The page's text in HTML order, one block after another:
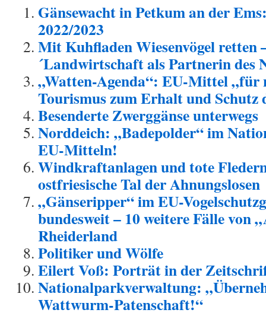
Gänsewacht in Petkum an der
2022/2023
Mit Kuhfladen Wiesenvögel retten
´Landwirtschaft als Partnerin des
„Watten-Agenda“: EU-Mittel „für
Tourismus zum Erhalt und Schutz
Besenderte Zwerggänse unterwegs
Norddeich: „Badepolder“ im
EU-Mitteln!
Windkraftanlagen und tote
ostfriesische Tal der Ahnungslosen
„Gänseripper“ im EU-
bundesweit – 10 weitere Fälle von
Rheiderland
Politiker und Wölfe
Eilert Voß: Porträt in der
Nationalparkverwaltung:
Wattwurm-Patenschaft!“